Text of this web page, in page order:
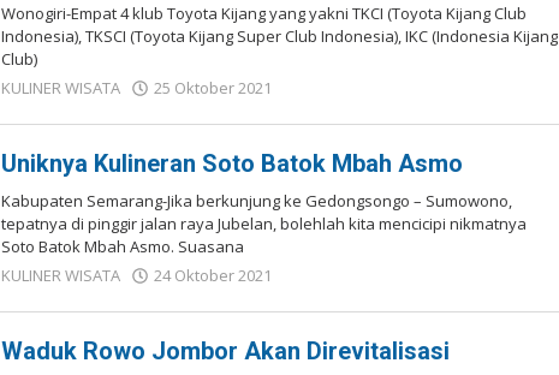
Wonogiri-Empat 4 klub Toyota Kijang yang yakni TKCI (Toyota Kijang Club
Indonesia), TKSCI (Toyota Kijang Super Club Indonesia), IKC (Indonesia Kijang
Club)
KULINER WISATA
25 Oktober 2021
Uniknya Kulineran Soto Batok Mbah Asmo
Kabupaten Semarang-Jika berkunjung ke Gedongsongo – Sumowono,
tepatnya di pinggir jalan raya Jubelan, bolehlah kita mencicipi nikmatnya
Soto Batok Mbah Asmo. Suasana
KULINER WISATA
24 Oktober 2021
Waduk Rowo Jombor Akan Direvitalisasi